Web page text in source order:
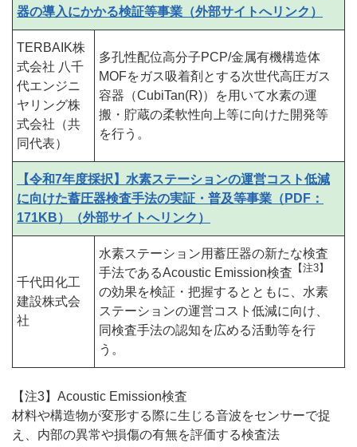
器の導入にかかる検証等事業（外部サイトへリンク）
TERBAIK株
式会社 八千
代エンジニ
ヤリング株
式会社（共
同代表）
多孔性配位高分子PCP/金属有機構造体
MOFをガス吸着剤とする次世代高圧ガス
容器（CubiTan(R)）を用いて水素の運
搬・貯蔵の柔軟性向上等に向けた開発等
を行う。
【令和7年度採択】水素ステーションの運営コスト低減
に向けた蓄圧器検査手法の実証・普及等事業（PDF：
171KB）（外部サイトへリンク）
千代田化工
建設株式会
社
水素ステーション用蓄圧器の新たな検査
手法であるAcoustic Emission検査 【注3】
の効果を検証・把握するとともに、水素
ステーションの運営コスト低減に向け、
同検査手法の認知を広める活動等を行
う。
【注3】Acoustic Emission検査
材料や構造物が変形する際に生じる音波をセンサーで捉
え、内部の異常や損傷の有無を評価する検査法